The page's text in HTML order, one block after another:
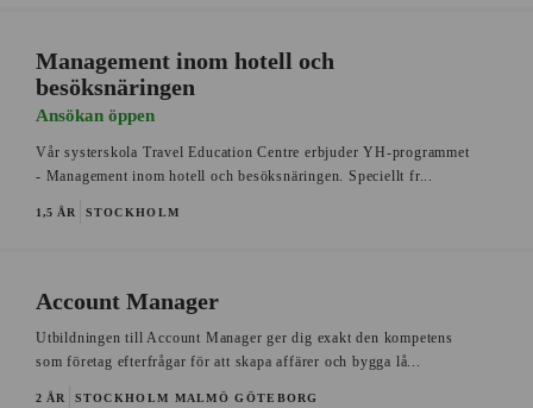
Management inom hotell och
besöksnäringen
Ansökan öppen
Vår systerskola Travel Education Centre erbjuder YH-programmet
- Management inom hotell och besöksnäringen. Speciellt fr...
1,5 ÅR STOCKHOLM
Account Manager
Utbildningen till Account Manager ger dig exakt den kompetens
som företag efterfrågar för att skapa affärer och bygga lå...
2 ÅR STOCKHOLM MALMÖ GÖTEBORG